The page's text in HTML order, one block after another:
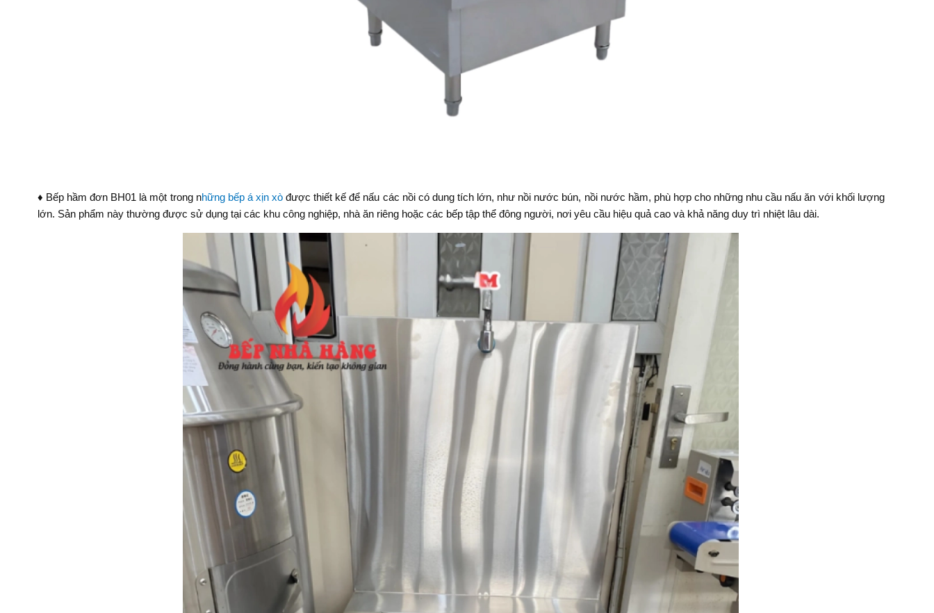
♦ Bếp hầm đơn BH01 là một trong những bếp á xịn xò được thiết kế để nấu các nồi có dung tích lớn, như nồi nước bún, nồi nước hầm, phù hợp cho những nhu cầu nấu ăn với khối lượng
lớn. Sản phẩm này thường được sử dụng tại các khu công nghiệp, nhà ăn riêng hoặc các bếp tập thể đông người, nơi yêu cầu hiệu quả cao và khả năng duy trì nhiệt lâu dài.